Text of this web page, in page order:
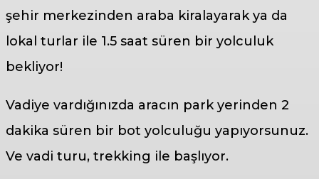
şehir merkezinden araba kiralayarak ya da
lokal turlar ile 1.5 saat süren bir yolculuk
bekliyor!
Vadiye vardığınızda aracın park yerinden 2
dakika süren bir bot yolculuğu yapıyorsunuz.
Ve vadi turu, trekking ile başlıyor.